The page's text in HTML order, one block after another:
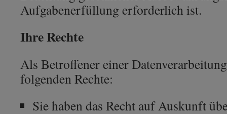
Aufgabenerfüllung erforderlich ist.
Ihre Rechte
Als Betroffener einer
folgenden Rechte:
Sie haben das Recht auf Auskunft